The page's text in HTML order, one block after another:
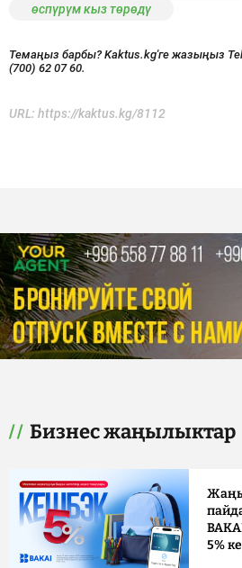
өспүрүм кыз төрөдү
Темаңыз барбы? Kaktus.kg'ге жазыңыз
(700) 62 07 60.
URL: https://kaktus.kg/8112
Бизнес жаңылыктар
5%